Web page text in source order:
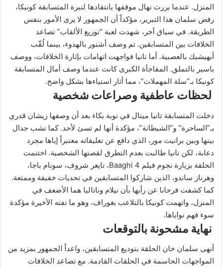
المنزل. عندما بررت نهال موقفها بانتقادها لنبرة المتسابقة كونيكا،
رفض سلمان هذا التبرير، مؤكداً أن الجمهور لا يرى الأمور بنفس
الطريقة. في سياق آخر، شهدت لعبة “توزيع الألقاب” تصاعد
الخلافات بين المتسابقين. تم وصف أشنور بالهدوء، بينما لُقّب
أبهيشيك بالعصبية. أما تانيا فواجهت اتهامات بإثارة الخلافات، ووصف
باسير بالتملق. المفاجأة الكبرى كانت عندما وصف أمال المتسابقة
كونيكا بـ”سلة المهملات”، مما أثار استياءها بشكل واضح.
لحظات عاطفية وصراعات شخصية
دخلت المتسابقة تانيا ميتال في نوبة بكاء بعد أن وصفها زيشان قدري
بـ”الساحرة” و”الشيطانة”، مؤكدة أنها لم تسئ لأحد. كما نشب جدال
بينها وبين برانيت مور، الذي دافع عن تعليقاته معتبراً إياها مجرد
دعابة، لكن تانيا طالبت بعدم التطرق لقصتها الشخصية. اختتمت
الحلقة بزيارة نجوم فيلم Baaghi 4، تايغر شروف، سونام باجا،
وهرناز ساندو، الذين شاركوا المتسابقين في تحديات خفيفة وممتعة.
كما كشفت فرحانا عن رأيها بأن نيلام وناتاليا هما الأضعف في
المنزل، واتهمت كونيكا بالتلاعب بغوراف، وهو ما نفته الأخيرة مؤكدة
سوء فهم نواياها.
نهاية مشحونة بالتوقعات
أنهى سلمان خان الحلقة بتوديع المتسابقين، واعداً الجمهور بمزيد من
المواجهات الحاسمة في الحلقات القادمة. مع تصاعد الخلافات